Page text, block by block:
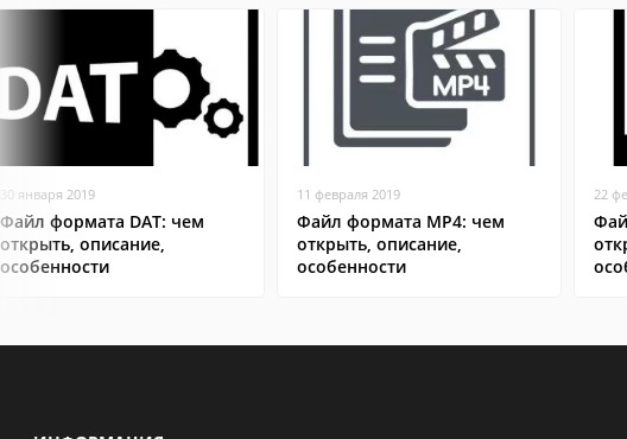
30 января 2019
Файл формата DAT: чем
открыть, описание,
особенности
11 февраля 2019
Файл формата MP4: чем
открыть, описание,
особенности
22